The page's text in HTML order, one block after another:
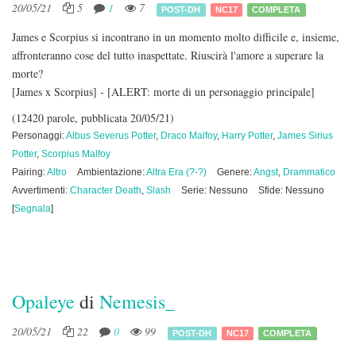
20/05/21 5 1 7 POST-DH NC17 COMPLETA
James e Scorpius si incontrano in un momento molto difficile e, insieme,
affronteranno cose del tutto inaspettate. Riuscirà l'amore a superare la
morte?
[James x Scorpius] - [ALERT: morte di un personaggio principale]
(12420 parole, pubblicata 20/05/21)
Personaggi:Albus Severus Potter, Draco Malfoy, Harry Potter, James Sirius
Potter, Scorpius Malfoy
Pairing:Altro Ambientazione:Altra Era (?-?) Genere:Angst, Drammatico
Avvertimenti: Character Death, Slash Serie: Nessuno
Sfide: Nessuno
[Segnala]
Opaleye di Nemesis_
20/05/21 22 0 99 POST-DH NC17 COMPLETA